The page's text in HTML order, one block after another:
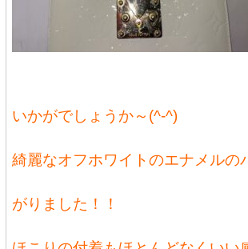
いかがでしょうか～(^-^)
綺麗なオフホワイトのエナメルの
がりました！！